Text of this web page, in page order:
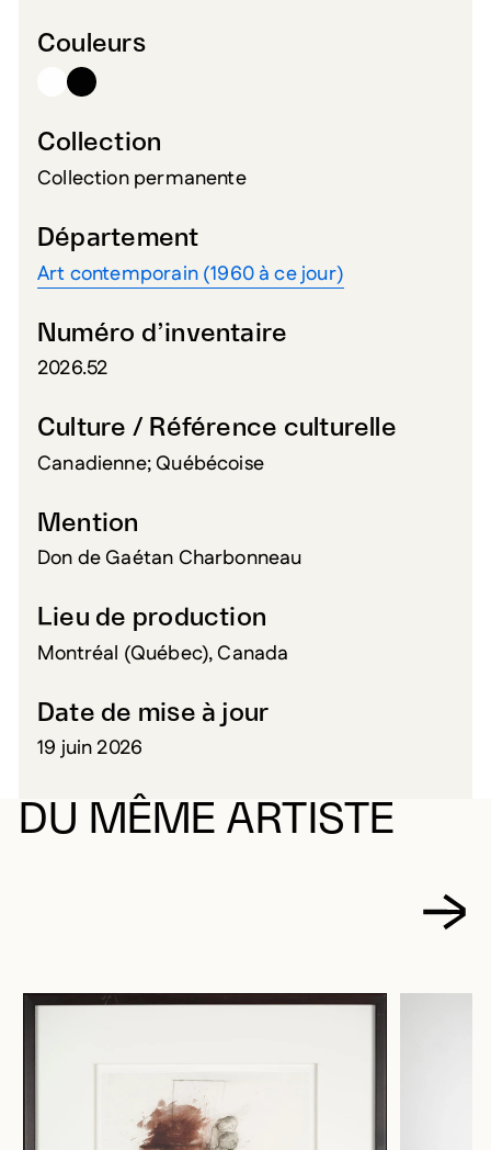
Couleurs
Collection
Collection permanente
Département
Art contemporain (1960 à ce jour)
Numéro d’inventaire
2026.52
Culture / Référence culturelle
Canadienne; Québécoise
Mention
Don de Gaétan Charbonneau
Lieu de production
Montréal (Québec), Canada
Date de mise à jour
19 juin 2026
DU MÊME ARTISTE